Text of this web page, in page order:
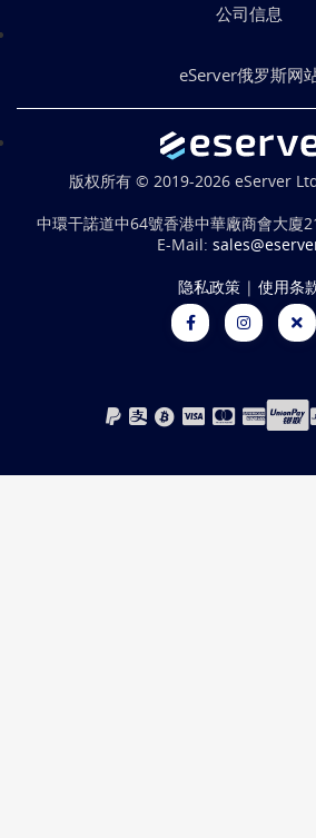
公司信息
eServer俄罗斯网
版权所有 © 2019-2026 eServer
中環干諾道中64號香港中華廠商會大廈
E-Mail:
隐私政策 | 使用条